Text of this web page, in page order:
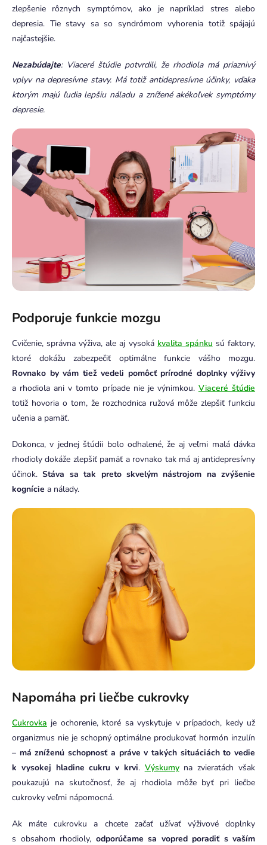
zlepšenie rôznych symptómov, ako je napríklad stres alebo
depresia. Tie stavy sa so syndrómom vyhorenia totiž spájajú
najčastejšie.
Nezabúdajte: Viaceré štúdie potvrdili, že rhodiola má priaznivý
vplyv na depresívne stavy. Má totiž antidepresívne účinky, vďaka
ktorým majú ľudia lepšiu náladu a znížené akékoľvek symptómy
depresie.
Podporuje funkcie mozgu
Cvičenie, správna výživa, ale aj vysoká kvalita spánku sú faktory,
ktoré dokážu zabezpečiť optimálne funkcie vášho mozgu.
Rovnako by vám tiež vedeli pomôcť prírodné doplnky výživy
a rhodiola ani v tomto prípade nie je výnimkou. Viaceré štúdie
totiž hovoria o tom, že rozchodnica ružová môže zlepšiť funkciu
učenia a pamäť.
Dokonca, v jednej štúdii bolo odhalené, že aj veľmi malá dávka
rhodioly dokáže zlepšiť pamäť a rovnako tak má aj antidepresívny
účinok.Stáva sa tak preto skvelým nástrojom na zvýšenie
kognície a nálady.
Napomáha pri liečbe cukrovky
Cukrovka je ochorenie, ktoré sa vyskytuje v prípadoch, kedy už
organizmus nie je schopný optimálne produkovať hormón inzulín
– má zníženú schopnosť a práve v takých situáciách to vedie
k vysokej hladine cukru v krvi. Výskumyna zvieratách však
poukazujú na skutočnosť, že aj rhodiola môže byť pri liečbe
cukrovky veľmi nápomocná.
Ak máte cukrovku a chcete začať užívať výživové doplnky
s obsahom rhodioly, odporúčame sa vopred poradiť s vaším